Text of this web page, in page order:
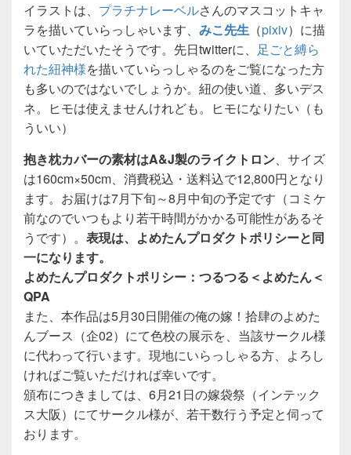
イラストは、 プラチナレーベルさんのマスコットキャ
ラを描いていらっしゃいます、 みこ先生 （pixiv）に描
いていただいたそうです。先日twitterに、 足ごと縛ら
れた紐神様を描いていらっしゃるのをご覧になった方
も多いのではないでしょうか。紐の使い道、多いデス
ネ。ヒモは使えませんけれども。ヒモになりたい（も
ういい）
抱き枕カバーの素材はA&J製のライクトロン、サイズ
は160cm×50cm、消費税込・送料込で12,800円となり
ます。お届けは7月下旬～8月中旬の予定です（コミケ
前なのでいつもより若干時間がかかる可能性があるそ
うです）。 表現は、よめたんプロダクトポリシーと同
一になります。
よめたんプロダクトポリシー：つるつる＜よめたん＜
QPA
また、本作品は5月30日開催の俺の嫁！拾肆のよめた
んブース（企02）にて色校の展示を、当該サークル様
に代わって行います。現地にいらっしゃる方、よろし
ければご覧いただければ幸いです。
頒布につきましては、6月21日の嫁袋祭（インテック
ス大阪）にてサークル様が、若干数行う予定と伺って
おります。